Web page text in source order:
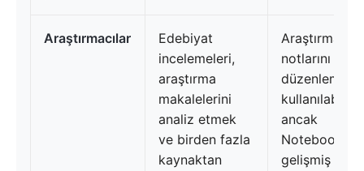
Araştırmacılar
Edebiyat
incelemeleri,
araştırma
makalelerini
analiz etmek
ve birden fazla
kaynaktan
Araştırma
notlarını
düzenlemek
kullanılabilir,
ancak
gelişmiş AI